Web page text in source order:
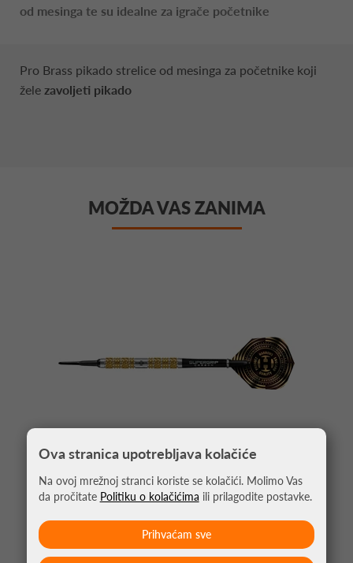
od mesinga te su idealne za igrače početnike
Pro Brass pikado strelice od mesinga za početnike koji
žele zavoljeti pikado
MOŽDA VAS ZANIMA
STRELICE ZA PIKADO ANNIVERSARY ATLANTIS
95% TUNGSTEN
66,95 €
Ova stranica upotrebljava kolačiće
Na ovoj mrežnoj stranci koriste se kolačići. Molimo Vas
da pročitate Politiku o kolačićima ili prilagodite postavke.
Prihvaćam sve